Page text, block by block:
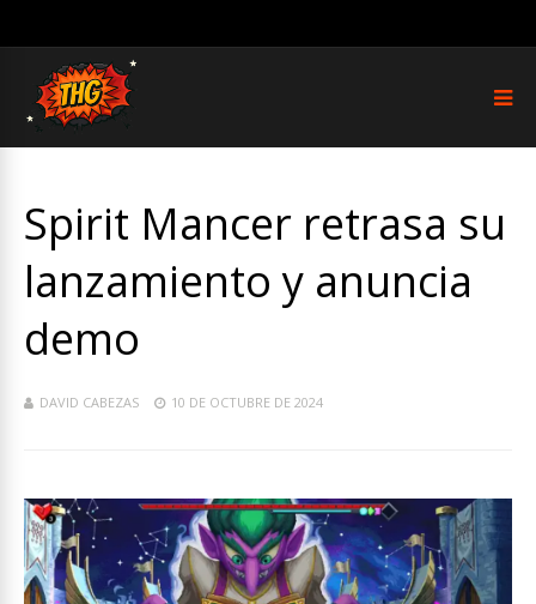
Spirit Mancer retrasa su
lanzamiento y anuncia
demo
DAVID CABEZAS 10 DE OCTUBRE DE 2024